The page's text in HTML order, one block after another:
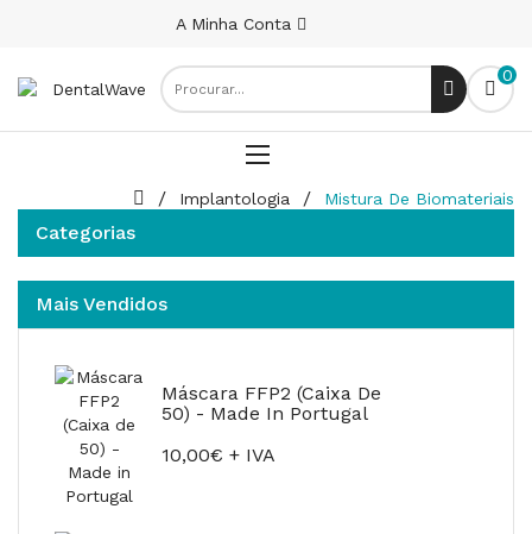
A Minha Conta
0
Implantologia Mistura De Biomateriais
Categorias
Mais Vendidos
Máscara FFP2 (Caixa De
50) - Made In Portugal
10,00€ + IVA